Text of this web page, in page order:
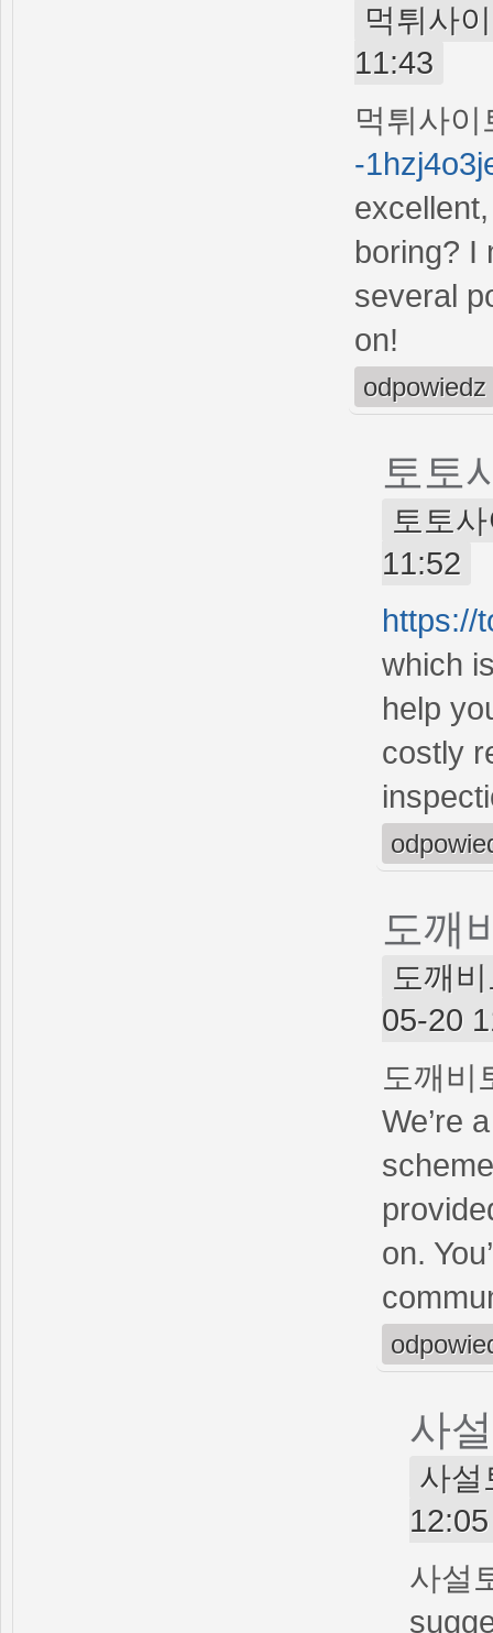
먹튀사
11:43
먹튀사
-
boring? I
several
on!
odpowiedz
토토
토토
11:52
https://
which
help
costly
도깨
도깨
05-20
도깨비
We’re
on.
사
사설
12:05
사설